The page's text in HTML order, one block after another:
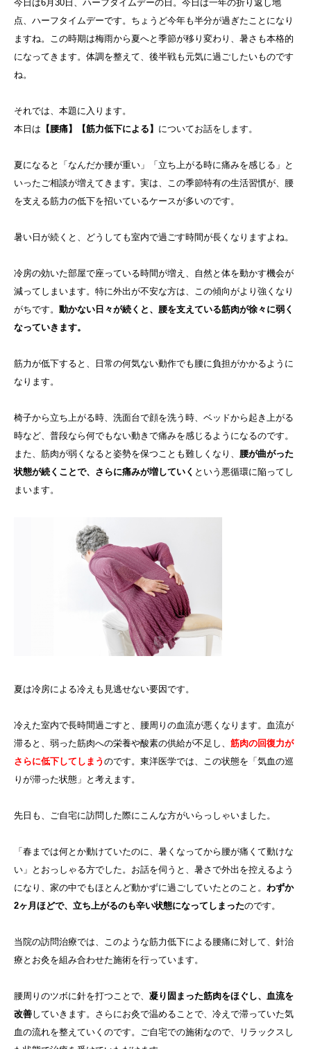
今日は6月30日、ハーフタイムデーの日。今日は一年の折り返し地
点、ハーフタイムデーです。ちょうど今年も半分が過ぎたことになり
ますね。この時期は梅雨から夏へと季節が移り変わり、暑さも本格的
になってきます。体調を整えて、後半戦も元気に過ごしたいものです
ね。
それでは、本題に入ります。
本日は 【腰痛】【筋力低下による】 についてお話をします。
夏になると「なんだか腰が重い」「立ち上がる時に痛みを感じる」と
いったご相談が増えてきます。実は、この季節特有の生活習慣が、腰
を支える筋力の低下を招いているケースが多いのです。
暑い日が続くと、どうしても室内で過ごす時間が長くなりますよね。
冷房の効いた部屋で座っている時間が増え、自然と体を動かす機会が
減ってしまいます。特に外出が不安な方は、この傾向がより強くなり
がちです。 動かない日々が続くと、腰を支えている筋肉が徐々に弱く
なっていきます。
筋力が低下すると、日常の何気ない動作でも腰に負担がかかるように
なります。
椅子から立ち上がる時、洗面台で顔を洗う時、ベッドから起き上がる
時など、普段なら何でもない動きで痛みを感じるようになるのです。
また、筋肉が弱くなると姿勢を保つことも難しくなり、 腰が曲がった
状態が続くことで、さらに痛みが増していく という悪循環に陥ってし
まいます。
夏は冷房による冷えも見逃せない要因です。
冷えた室内で長時間過ごすと、腰周りの血流が悪くなります。血流が
滞ると、弱った筋肉への栄養や酸素の供給が不足し、 筋肉の回復力が
さらに低下してしまう のです。東洋医学では、この状態を「気血の巡
りが滞った状態」と考えます。
先日も、ご自宅に訪問した際にこんな方がいらっしゃいました。
「春までは何とか動けていたのに、暑くなってから腰が痛くて動けな
い」とおっしゃる方でした。お話を伺うと、暑さで外出を控えるよう
になり、家の中でもほとんど動かずに過ごしていたとのこと。 わずか
2ヶ月ほどで、立ち上がるのも辛い状態になってしまったのです。
当院の訪問治療では、このような筋力低下による腰痛に対して、針治
療とお灸を組み合わせた施術を行っています。
腰周りのツボに針を打つことで、 凝り固まった筋肉をほぐし、血流を
改善していきます。さらにお灸で温めることで、冷えで滞っていた気
血の流れを整えていくのです。ご自宅での施術なので、リラックスし